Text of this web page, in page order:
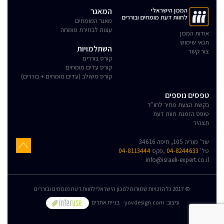
המכון הישראלי
לחוות דעת מומחים ובוררים
אודות המכון
תנאי שימוש
צור קשר
המאגר
מאגר המומחים
עצות לבחירת מומחה
השתלמויות
קורס בוררים
קורס עדים מומחים
קורס משולב (עדים מומחים + בוררים)
טפסים נוספים
בקשת הצעת מחיר לחו"ד
טופס הזמנת חוות דעת
תצהיר
שד' מוריה 105, חיפה 34616
טל' 04-8244633 ,פקס 04-8113444
info@israeli-expert.co.il
© 2017 כל הזכויות שמורות למכון הישראלי לחוות דעת מומחים ובוררים
בניית אתרים
yovdesign.com :עיצוב